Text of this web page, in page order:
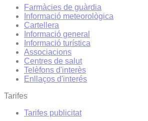
Farmàcies de guàrdia
Informació meteorològica
Cartellera
Informació general
Informació turística
Associacions
Centres de salut
Telèfons d'interès
Enllaços d'interés
Tarifes
Tarifes publicitat